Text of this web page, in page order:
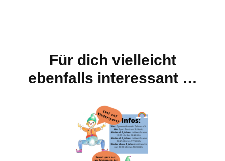
Für dich vielleicht
ebenfalls interessant …